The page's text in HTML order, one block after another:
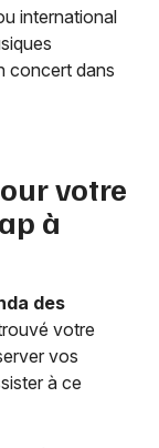
international
concert dans
votre
à
des
votre
vos
à ce